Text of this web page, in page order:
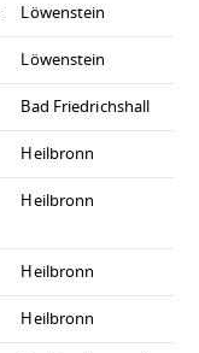
Löwenstein
Löwenstein
Bad Friedrichshall
Heilbronn
Heilbronn
Heilbronn
Heilbronn